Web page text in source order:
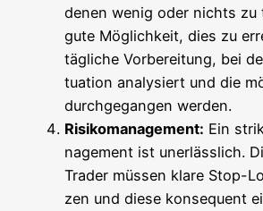
denen wenig oder nichts zu
gute Mög­lich­keit, dies zu
täg­li­che Vor­be­rei­tung, bei
tua­ti­on ana­ly­siert und die
durch­ge­gan­gen werden.
Risi­ko­ma­nage­ment: Ein
nage­ment ist uner­läss­lich.
Trader müs­sen kla­re Stop-
zen und die­se kon­se­quent